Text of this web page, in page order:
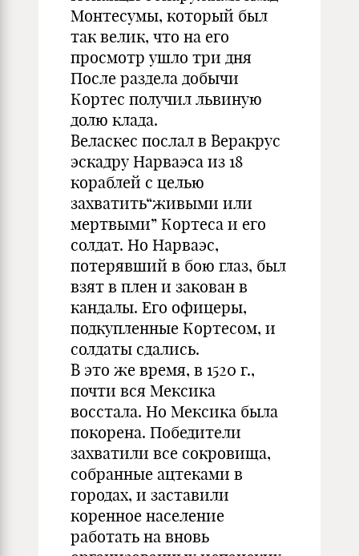
Монтесумы, который был
так велик, что на его
просмотр ушло три дня
После раздела добычи
Кортес получил львиную
долю клада.
Веласкес послал в Веракрус
эскадру Нарваэса из 18
кораблей с целью
захватить“живыми или
мертвыми” Кортеса и его
солдат. Но Нарваэс,
потерявший в бою глаз, был
взят в плен и закован в
кандалы. Его офицеры,
подкупленные Кортесом, и
солдаты сдались.
В это же время, в 1520 г.,
почти вся Мексика
восстала. Но Мексика была
покорена. Победители
захватили все сокровища,
собранные ацтеками в
городах, и заставили
коренное население
работать на вновь